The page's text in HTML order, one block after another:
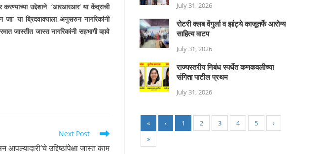
उद्देशाने ‘आरआरआर‘या केंद्राची
जा‘या ब्रिदवाक्याला अनुसरुन नागरिकांनी
जास्तीत जास्त नागरिकांनी सहभागी व्हावे
Next Post
आपल्यादारी‘चे उद्दिष्ठांपेक्षा जास्त काम
July 31, 2026
रोटरी क्लब वेंगुर्ला व झांट्ये काजूतर्फे आरोग्य
साहित्य वाटप
July 31, 2026
राज्यस्तरीय निबंध स्पर्धेत कणकवलीच्या
संगिता पाटील प्रथम
July 31, 2026
« ‹ 1 2 3 4 5
›
»